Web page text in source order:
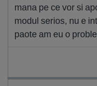
mana pe ce vor si
modul serios, nu e
paote am eu o